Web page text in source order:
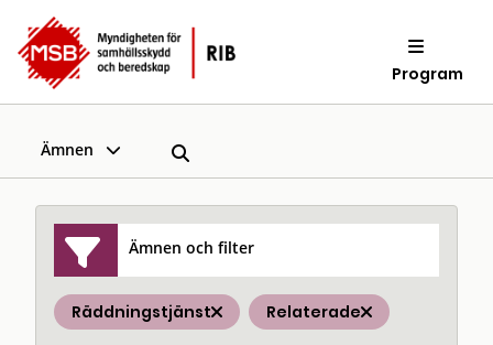
Program
Ämnen
Ämnen och filter
Räddningstjänst Relaterade